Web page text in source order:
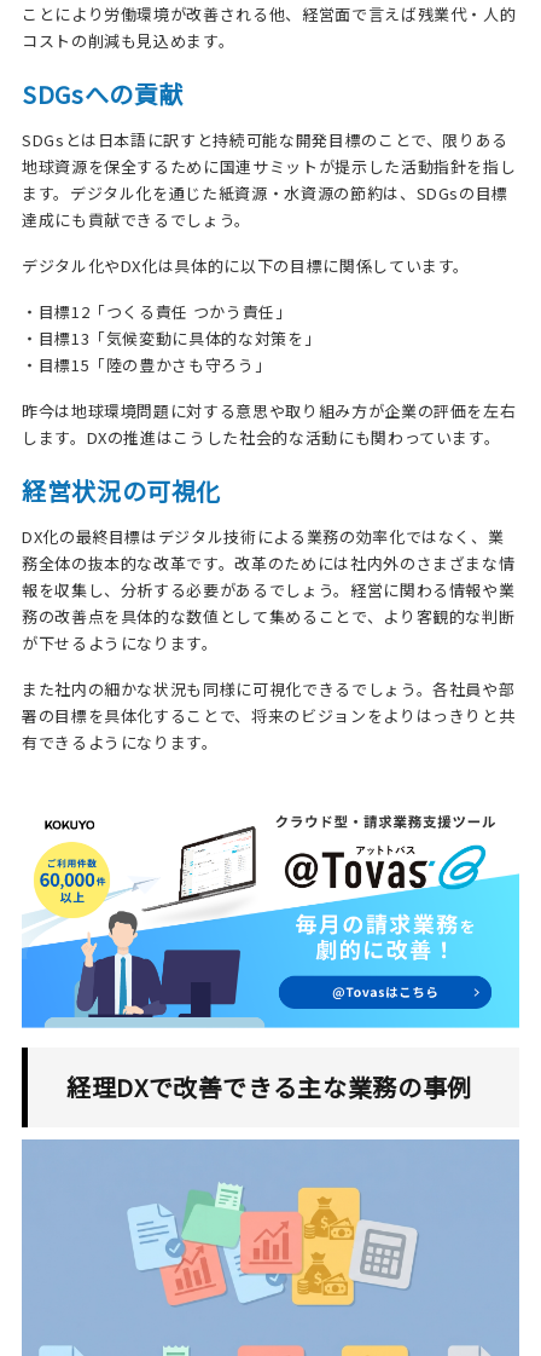
ことにより労働環境が改善される他、経営面で言えば残業代・人的
コストの削減も見込めます。
SDGsへの貢献
SDGsとは日本語に訳すと持続可能な開発目標のことで、限りある
地球資源を保全するために国連サミットが提示した活動指針を指し
ます。デジタル化を通じた紙資源・水資源の節約は、SDGsの目標
達成にも貢献できるでしょう。
デジタル化やDX化は具体的に以下の目標に関係しています。
・目標12「つくる責任 つかう責任」
・目標13「気候変動に具体的な対策を」
・目標15「陸の豊かさも守ろう」
昨今は地球環境問題に対する意思や取り組み方が企業の評価を左右
します。DXの推進はこうした社会的な活動にも関わっています。
経営状況の可視化
DX化の最終目標はデジタル技術による業務の効率化ではなく、業
務全体の抜本的な改革です。改革のためには社内外のさまざまな情
報を収集し、分析する必要があるでしょう。経営に関わる情報や業
務の改善点を具体的な数値として集めることで、より客観的な判断
が下せるようになります。
また社内の細かな状況も同様に可視化できるでしょう。各社員や部
署の目標を具体化することで、将来のビジョンをよりはっきりと共
有できるようになります。
経理DXで改善できる主な業務の事例